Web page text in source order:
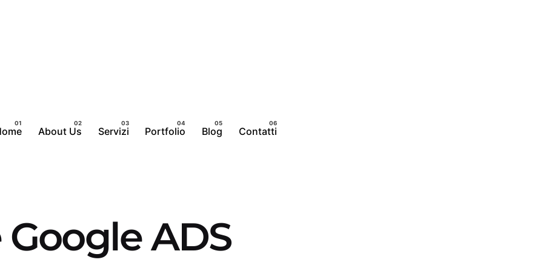
About Us Servizi Portfolio Blog Contatti
ADS